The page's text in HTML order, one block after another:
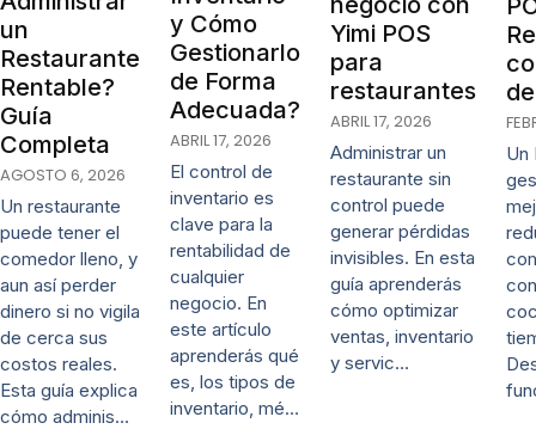
un
Restaurante
Rentable?
Guía
Completa
AGOSTO 6, 2026
Un restaurante
puede tener el
comedor lleno, y
aun así perder
dinero si no vigila
de cerca sus
costos reales.
Esta guía explica
cómo adminis…
y Cómo
Gestionarlo
de Forma
Adecuada?
ABRIL 17, 2026
El control de
inventario es
clave para la
rentabilidad de
cualquier
negocio. En
este artículo
aprenderás qué
es, los tipos de
inventario, mé…
Yimi POS
para
restaurantes
ABRIL 17, 2026
Administrar un
restaurante sin
control puede
generar pérdidas
invisibles. En esta
guía aprenderás
cómo optimizar
ventas, inventario
y servic…
Un